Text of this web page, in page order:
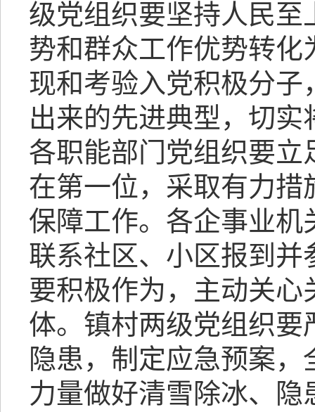
级党组织要坚持人民
势和群众工作优势转
现和考验入党积极分
出来的先进典型，切
各职能部门党组织要
在第一位，采取有力
保障工作。各企事业机
联系社区、小区报到并
要积极作为，主动关
体。镇村两级党组织
隐患，制定应急预案
力量做好清雪除冰、